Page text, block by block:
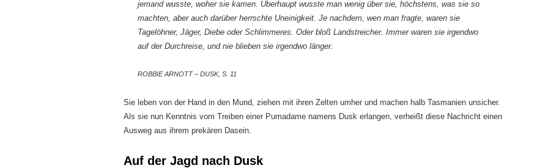
jemand wusste, woher sie kamen. Überhaupt wusste man wenig über sie, höchstens, was sie so
machten, aber auch darüber herrschte Uneinigkeit. Je nachdem, wen man fragte, waren sie
Tagelöhner, Jäger, Diebe oder Schlimmeres. Oder bloß Landstreicher. Immer waren sie irgendwo
auf der Durchreise, und nie blieben sie irgendwo länger.
ROBBIE ARNOTT – DUSK, S. 11
Sie leben von der Hand in den Mund, ziehen mit ihren Zelten umher und machen halb Tasmanien unsicher.
Als sie nun Kenntnis vom Treiben einer Pumadame namens Dusk erlangen, verheißt diese Nachricht einen
Ausweg aus ihrem prekären Dasein.
Auf der Jagd nach Dusk